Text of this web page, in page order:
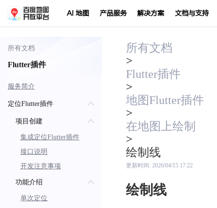
AI 地图 产品服务 解决方案 文档与支持
所有文档
Flutter插件
服务简介
定位Flutter插件
项目创建
集成定位Flutter插件
接口说明
开发注意事项
功能介绍
单次定位
所有文档
>
Flutter插件
>
地图Flutter插件
>
在地图上绘制
>
绘制线
更新时间: 2026/04/15 17:22
绘制线